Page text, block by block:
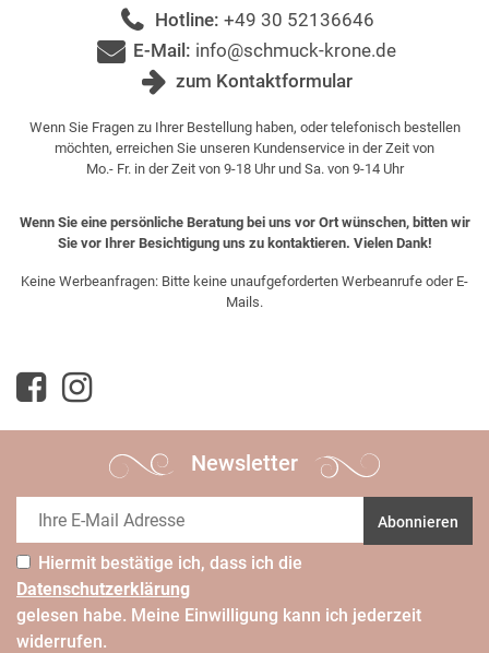
Hotline: +49 30 52136646
E-Mail: info@schmuck-krone.de
zum Kontaktformular
Wenn Sie Fragen zu Ihrer Bestellung haben, oder telefonisch bestellen
möchten, erreichen Sie unseren Kundenservice in der Zeit von
Mo.- Fr. in der Zeit von 9-18 Uhr und Sa. von 9-14 Uhr
Wenn Sie eine persönliche Beratung bei uns vor Ort wünschen, bitten wir
Sie vor Ihrer Besichtigung uns zu kontaktieren. Vielen Dank!
Keine Werbeanfragen: Bitte keine unaufgeforderten Werbeanrufe oder E-
Mails.
Newsletter
Abonnieren
Hiermit bestätige ich, dass ich die
Daten­schutz­erklärung
gelesen habe. Meine Einwilligung kann ich jederzeit
widerrufen.